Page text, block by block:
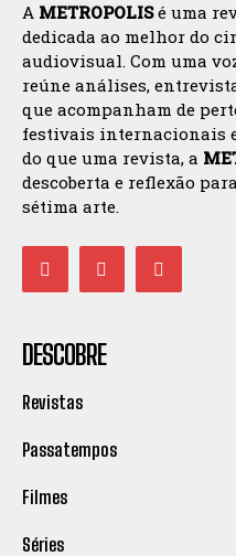
A METROPOLISé uma
dedicada ao melhor do
audiovisual. Com uma
reúne análises,
que acompanham de
festivais internacionais
do que uma revista, a
descoberta e reflexão
sétima arte.
DESCOBRE
Revistas
Passatempos
Filmes
Séries